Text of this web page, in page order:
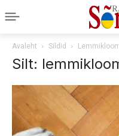
Avaleht Sildid
Silt: